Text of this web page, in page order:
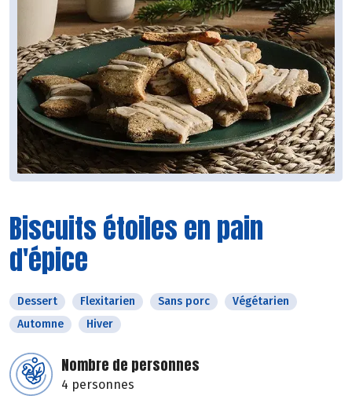
Biscuits étoiles en pain
d'épice
Dessert Flexitarien Sans porc
Végétarien
Automne
Hiver
Nombre de personnes
4 personnes